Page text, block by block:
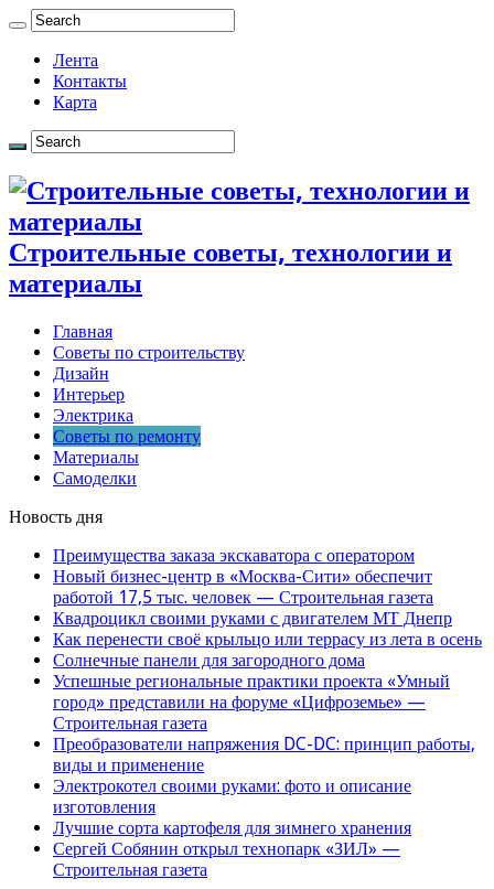
Лента
Контакты
Карта
Строительные советы, технологии и
материалы
Главная
Советы по строительству
Дизайн
Интерьер
Электрика
Советы по ремонту
Материалы
Самоделки
Новость дня
Преимущества заказа экскаватора с оператором
Новый бизнес-центр в «Москва-Сити» обеспечит
работой 17,5 тыс. человек — Строительная газета
Квадроцикл своими руками с двигателем МТ Днепр
Как перенести своё крыльцо или террасу из лета в осень
Солнечные панели для загородного дома
Успешные региональные практики проекта «Умный
город» представили на форуме «Цифроземье» —
Строительная газета
Преобразователи напряжения DC-DC: принцип работы,
виды и применение
Электрокотел своими руками: фото и описание
изготовления
Лучшие сорта картофеля для зимнего хранения
Сергей Собянин открыл технопарк «ЗИЛ» —
Строительная газета